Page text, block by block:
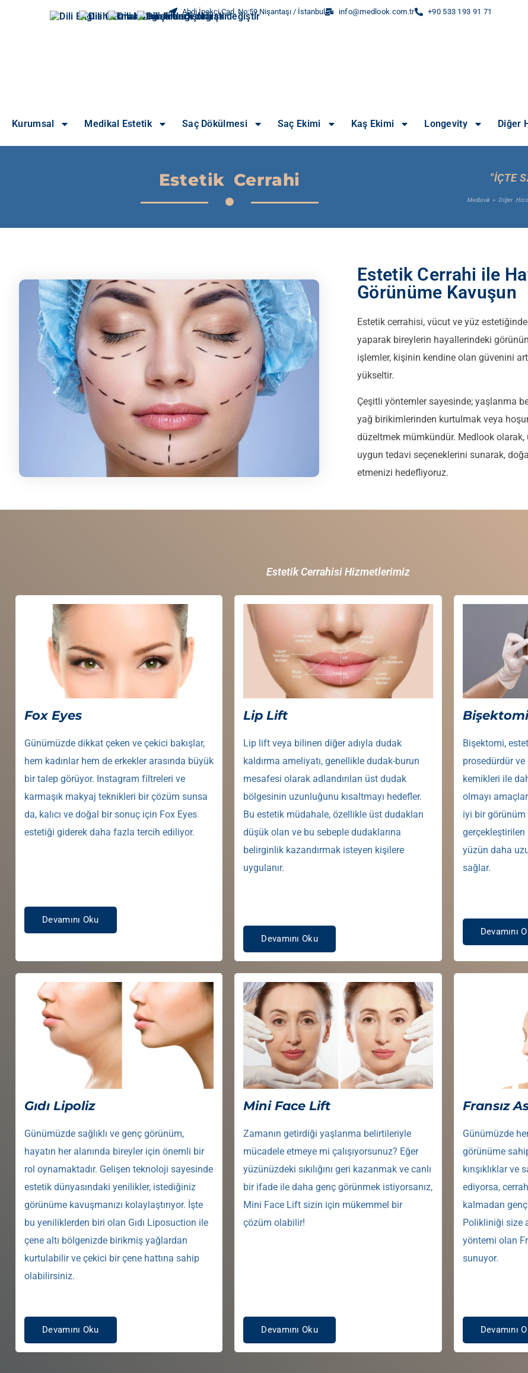
Abdi İpekçi Cad. No:59 Nişantaşı / İstanbul info@medlook.com.tr +90 533 193 91 71
Kurumsal Medikal Estetik Saç Dökülmesi Saç Ekimi Kaş Ekimi Longevity Diğer
Estetik Cerrahi "İÇTE
Medlook» Diğer
Estetik Cerrahi ile
Görünüme Kavuşun
Estetik cerrahisi, vücut ve yüz
yaparak bireylerin hayallerindeki
işlemler, kişinin kendine olan güvenini
yükseltir.
Çeşitli yöntemler sayesinde; yaşlanma
yağ birikimlerinden kurtulmak veya
düzeltmek mümkündür. Medlook olarak,
uygun tedavi seçeneklerini sunarak,
etmenizi hedefliyoruz.
Estetik Cerrahisi Hizmetlerimiz
Fox Eyes
Günümüzde dikkat çeken ve çekici bakışlar,
hem kadınlar hem de erkekler arasında büyük
bir talep görüyor. Instagram filtreleri ve
karmaşık makyaj teknikleri bir çözüm sunsa
da, kalıcı ve doğal bir sonuç için Fox Eyes
estetiği giderek daha fazla tercih ediliyor.
Devamını Oku
Lip Lift
Lip lift veya bilinen diğer adıyla dudak
kaldırma ameliyatı, genellikle dudak-burun
mesafesi olarak adlandırılan üst dudak
bölgesinin uzunluğunu kısaltmayı hedefler.
Bu estetik müdahale, özellikle üst dudakları
düşük olan ve bu sebeple dudaklarına
belirginlik kazandırmak isteyen kişilere
uygulanır.
Devamını Oku
Bişektomi
Bişektomi,
prosedürdür
kemikleri ile
olmayı
iyi bir görünüm
yüzün daha
sağlar.
Devamını
Gıdı Lipoliz
Günümüzde sağlıklı ve genç görünüm,
hayatın her alanında bireyler için önemli bir
rol oynamaktadır. Gelişen teknoloji sayesinde
estetik dünyasındaki yenilikler, istediğiniz
görünüme kavuşmanızı kolaylaştırıyor. İşte
bu yeniliklerden biri olan Gıdı Liposuction ile
çene altı bölgenizde birikmiş yağlardan
kurtulabilir ve çekici bir çene hattına sahip
olabilirsiniz.
Devamını Oku
Mini Face Lift
Zamanın getirdiği yaşlanma belirtileriyle
mücadele etmeye mi çalışıyorsunuz? Eğer
yüzünüzdeki sıkılığını geri kazanmak ve canlı
bir ifade ile daha genç görünmek istiyorsanız,
Mini Face Lift sizin için mükemmel bir
çözüm olabilir!
Devamını Oku
Fransız
Günümüzde
görünüme
kırışıklıklar
ediyorsa,
kalmadan
Polikliniği size
yöntemi olan
sunuyor.
Devamını